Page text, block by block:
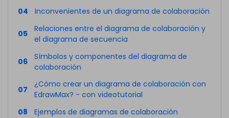
04
Inconvenientes de un diagrama de colaboración
05
Relaciones entre el diagrama de colaboración y
el diagrama de secuencia
06
Símbolos y componentes del diagrama de
colaboración
07
¿Cómo crear un diagrama de colaboración con
EdrawMax? - con videotutorial
08
Ejemplos de diagramas de colaboración